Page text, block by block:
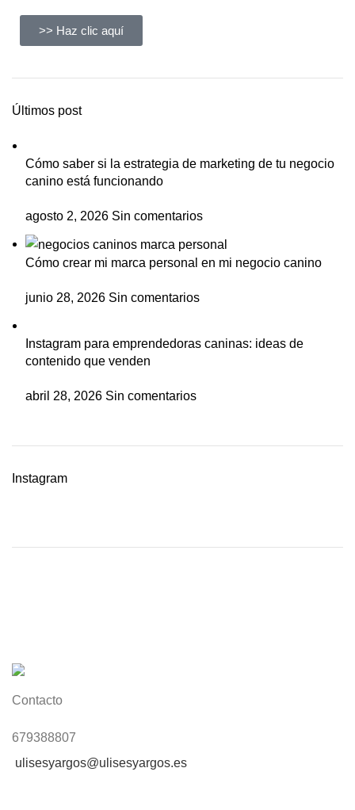
>> Haz clic aquí
Últimos post
Cómo saber si la estrategia de marketing de tu negocio
canino está funcionando
agosto 2, 2026 Sin comentarios
Cómo crear mi marca personal en mi negocio canino
junio 28, 2026 Sin comentarios
Instagram para emprendedoras caninas: ideas de
contenido que venden
abril 28, 2026 Sin comentarios
Instagram
Contacto
679388807
ulisesyargos@ulisesyargos.es